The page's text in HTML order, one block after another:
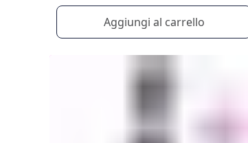
Aggiungi al carrello